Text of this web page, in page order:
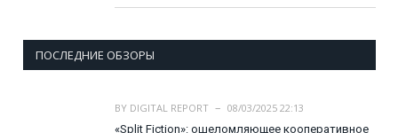
ПОСЛЕДНИЕ ОБЗОРЫ
BY DIGITAL REPORT
08/03/2025 22:13
«Split Fiction»: ошеломляющее кооперативное